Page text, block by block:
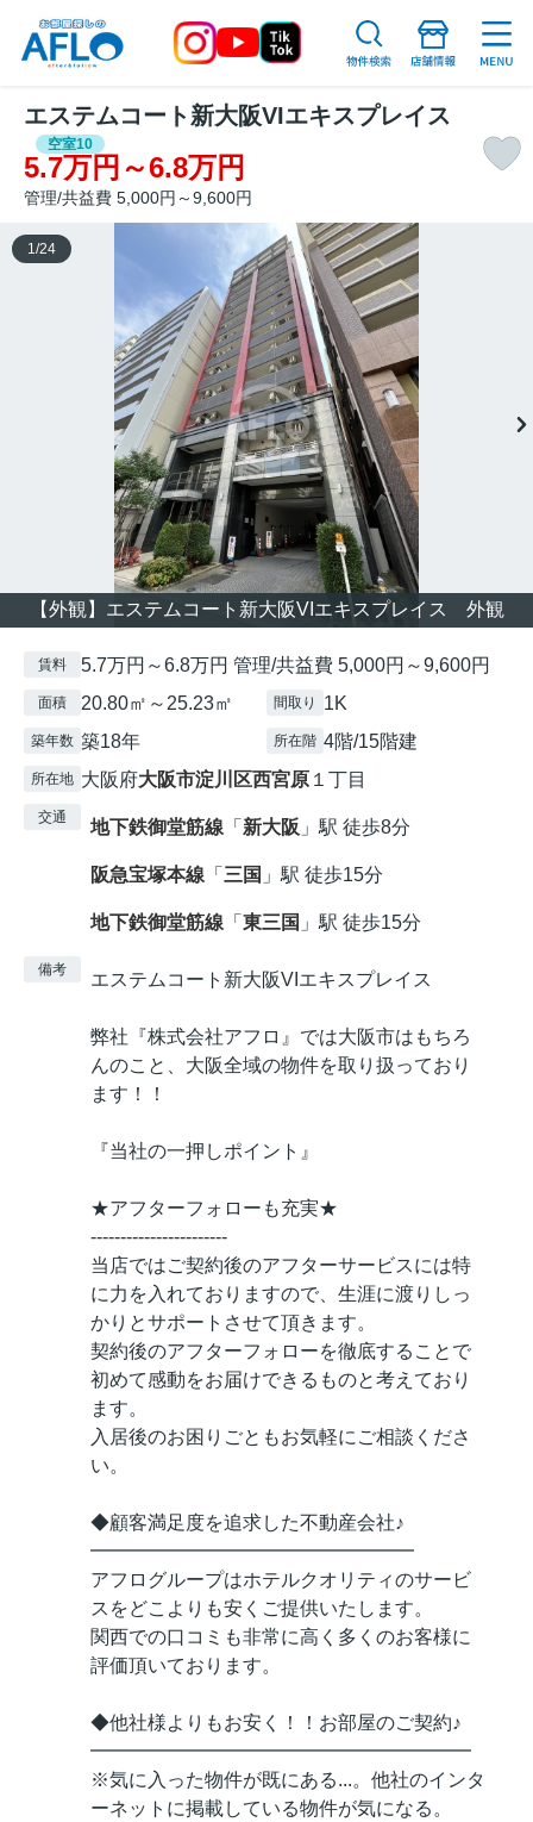
エステムコート新大阪VIエキスプレイス
空室10
5.7万円～6.8万円
管理/共益費 5,000円～9,600円
【外観】エステムコート新大阪VIエキスプレイス 外観
1 /24
賃料 5.7万円～6.8万円 管理/共益費 5,000円～9,600円
面積 20.80㎡～25.23㎡ 間取り 1K
築年数 築18年 所在階 4階/15階建
所在地 大阪府大阪市淀川区西宮原 １丁目
交通 地下鉄御堂筋線 「 新大阪 」駅 徒歩8分
阪急宝塚本線 「 三国 」駅 徒歩15分
地下鉄御堂筋線 「 東三国 」駅 徒歩15分
備考 エステムコート新大阪VIエキスプレイス
弊社『株式会社アフロ』では大阪市はもちろ
んのこと、大阪全域の物件を取り扱っており
ます！！
『当社の一押しポイント』
★アフターフォローも充実★
-----------------------
当店ではご契約後のアフターサービスには特
に力を入れておりますので、生涯に渡りしっ
かりとサポートさせて頂きます。
契約後のアフターフォローを徹底することで
初めて感動をお届けできるものと考えており
ます。
入居後のお困りごともお気軽にご相談くださ
い。
◆顧客満足度を追求した不動産会社♪
━━━━━━━━━━━━━━━━━
アフログループはホテルクオリティのサービ
スをどこよりも安くご提供いたします。
関西での口コミも非常に高く多くのお客様に
評価頂いております。
◆他社様よりもお安く！！お部屋のご契約♪
━━━━━━━━━━━━━━━━━━━━
※気に入った物件が既にある...。他社のインタ
ーネットに掲載している物件が気になる。